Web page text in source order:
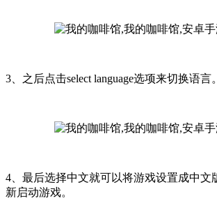
3、之后点击select language选项来切换语言。
4、最后选择中文就可以将游戏设置成中文
新启动游戏。